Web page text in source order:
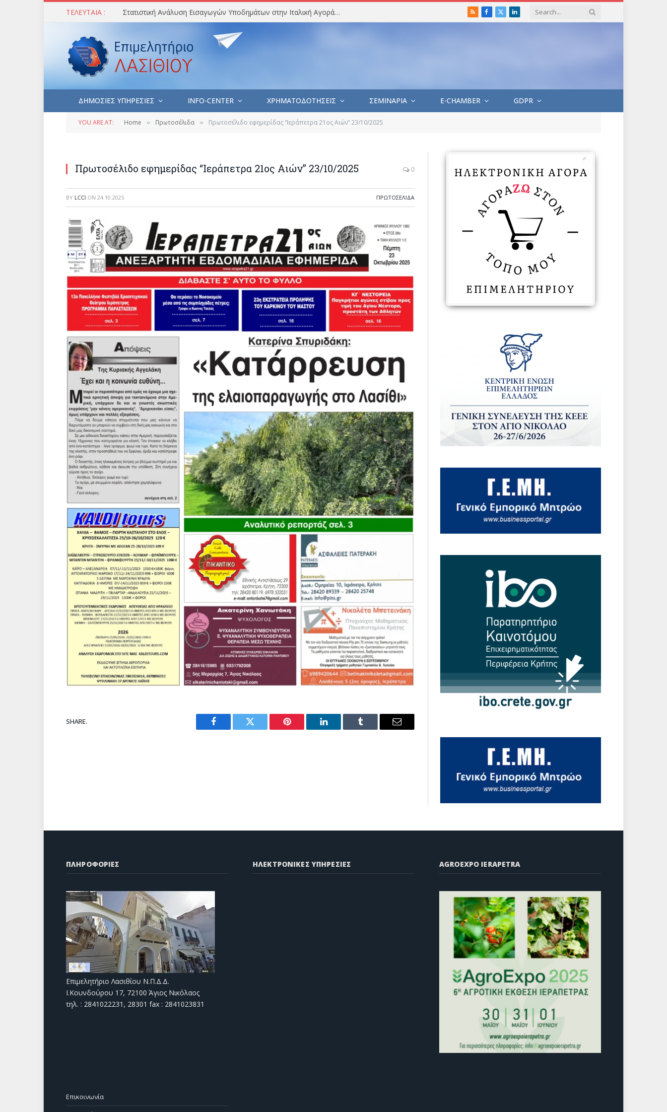
ΤΕΛΕΥΤΑΙΑ : Στατιστική Ανάλυση Εισαγωγών Υποδημάτων στην Ιταλική Αγορά (Ιούλιος 2026) RSSFacebook
X
LinkedIn
ΔΗΜΟΣΙΕΣ ΥΠΗΡΕΣΙΕΣ INFO-CENTER ΧΡΗΜΑΤΟΔΟΤΗΣΕΙΣ ΣΕΜΙΝΑΡΙΑ E-CHAMBER GDPR
YOU ARE AT: Home » Πρωτοσέλιδα » Πρωτοσέλιδο εφημερίδας “Ιεράπετρα 21ος Αιών” 23/10/2025
Πρωτοσέλιδο εφημερίδας “Ιεράπετρα 21ος Αιών” 23/10/2025 0
BY LCCI ON 24.10.2025 ΠΡΩΤΟΣΈΛΙΔΑ
SHARE.
Facebook Twitter Pinterest LinkedIn Tumblr Email
ΠΛΗΡΟΦΟΡΙΕΣ
Επιμελητήριο Λασιθίου Ν.Π.Δ.Δ.
Ι.Κουνδούρου 17, 72100 Άγιος Νικόλαος
τηλ. : 2841022231, 28301 fax : 2841023831
ΗΛΕΚΤΡΟΝΙΚΕΣ ΥΠΗΡΕΣΙΕΣ AGROEXPO IERAPETRA
Επικοινωνία